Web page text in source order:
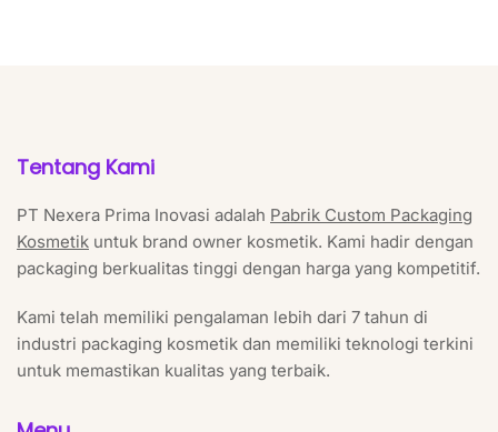
Tentang Kami
PT Nexera Prima Inovasi adalah Pabrik Custom Packaging
Kosmetik untuk brand owner kosmetik. Kami hadir dengan
packaging berkualitas tinggi dengan harga yang kompetitif.
Kami telah memiliki pengalaman lebih dari 7 tahun di
industri packaging kosmetik dan memiliki teknologi terkini
untuk memastikan kualitas yang terbaik.